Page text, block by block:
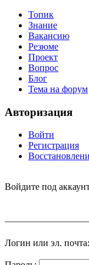
Топик
Знание
Вакансию
Резюме
Проект
Вопрос
Блог
Тема на форум
Авторизация
Войти
Регистрация
Войдите под
Логин или эл. почта: